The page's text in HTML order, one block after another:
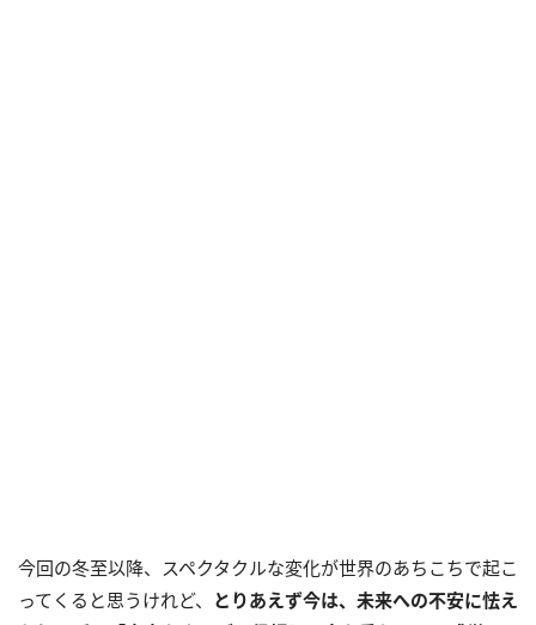
今回の冬至以降、スペクタクルな変化が世界のあちこちで起こ
ってくると思うけれど、 とりあえず今は、未来への不安に怯え